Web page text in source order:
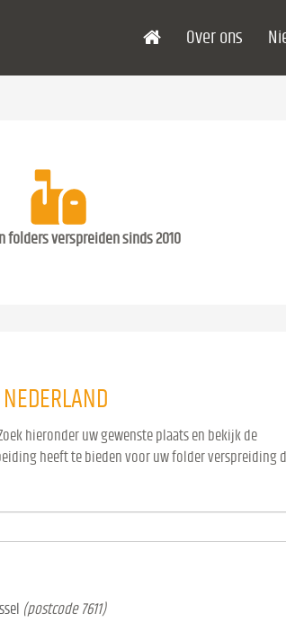
Over ons
folders verspreiden sinds 2010
hieronder uw gewenste plaats en bekijk de
heeft te bieden voor uw folder verspreiding
(postcode 7611)